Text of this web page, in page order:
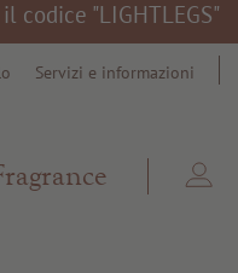
codice "LIGHTLEGS"
Servizi e informazioni